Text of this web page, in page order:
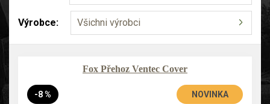
Výrobce: Všichni výrobci
Fox Přehoz Ventec Cover
-8 % NOVINKA